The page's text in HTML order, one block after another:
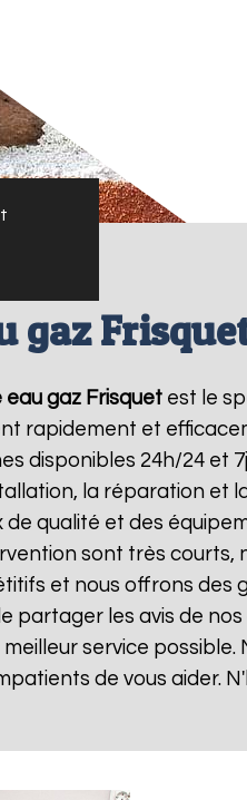
gaz
eau gaz Frisquet est le
rapidement et
disponibles 24h/24 et
la réparation et
qualité et des
sont très
et nous offrons des
partager les avis de
service
de vous aider.